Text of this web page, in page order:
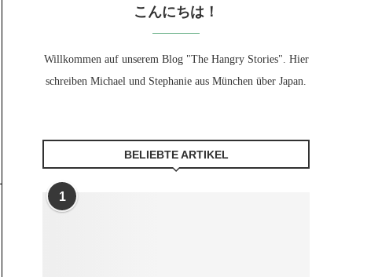
こんにちは！
Willkommen auf unserem Blog "The Hangry Stories". Hier
schreiben Michael und Stephanie aus München über Japan.
BELIEBTE ARTIKEL
1